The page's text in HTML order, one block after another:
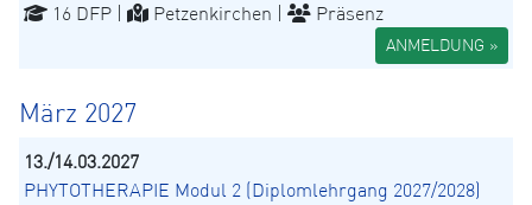
16 DFP |
Petzenkirchen | Präsenz
ANMELDUNG »
März 2027
13./14.03.2027
PHYTOTHERAPIE Modul 2 (Diplomlehrgang 2027/2028)